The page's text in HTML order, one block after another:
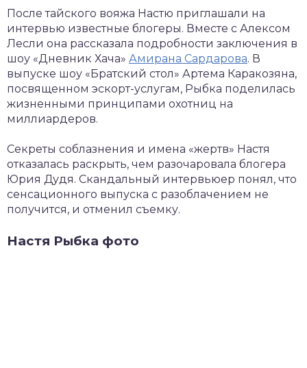
После тайского вояжа Настю приглашали на
интервью известные блогеры. Вместе с Алексом
Лесли она рассказала подробности заключения в
шоу «Дневник Хача» Амирана Сардарова. В
выпуске шоу «Братский стол» Артема Каракозяна,
посвященном эскорт-услугам, Рыбка поделилась
жизненными принципами охотниц на
миллиардеров.
Секреты соблазнения и имена «жертв» Настя
отказалась раскрыть, чем разочаровала блогера
Юрия Дудя. Скандальный интервьюер понял, что
сенсационного выпуска с разоблачением не
получится, и отменил съемку.
Настя Рыбка фото